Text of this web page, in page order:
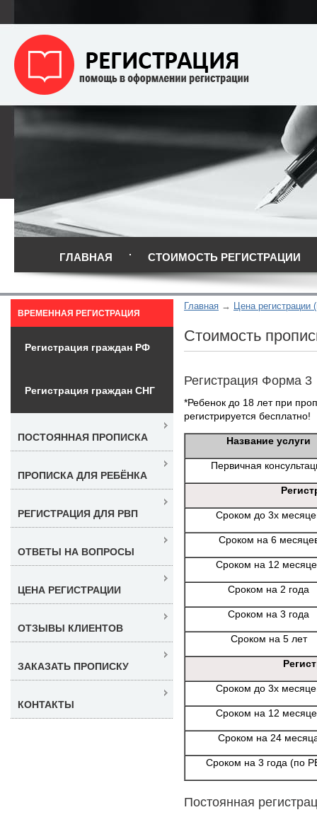
ГЛАВНАЯ СТОИМОСТЬ РЕГИСТРАЦИИ
Главная Цена регистрации
Стоимость
Регистрация Форма 3
*Ребенок до 18 лет при
регистрируется бесплатно!
Название услуги
Первичная
Сроком до 3х
Сроком на 6
Сроком на 12
Сроком на 2 года
Сроком на 3 года
Сроком на 5 лет
Сроком до 3х
Сроком на 12
Сроком на 24
Сроком на 3 года (по
Постоянная
ВРЕМЕННАЯ РЕГИСТРАЦИЯ
Регистрация граждан РФ
Регистрация граждан СНГ
ПОСТОЯННАЯ ПРОПИСКА
ПРОПИСКА ДЛЯ РЕБЁНКА
РЕГИСТРАЦИЯ ДЛЯ РВП
ОТВЕТЫ НА ВОПРОСЫ
ЦЕНА РЕГИСТРАЦИИ
ОТЗЫВЫ КЛИЕНТОВ
ЗАКАЗАТЬ ПРОПИСКУ
КОНТАКТЫ